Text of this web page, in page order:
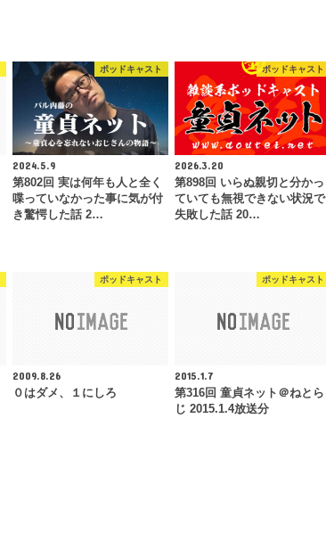
ポッドキャスト
2024.5.9
第802回 実は何年も人と全く
喋っていなかった事に気が付
き驚愕した話 2…
ポッドキャスト
2026.3.20
第898回 いらぬ親切と分かっ
ていても無視できない状況で
失敗した話 20…
ポッドキャスト
2009.8.26
０はダメ、１にしろ
ポッドキャスト
2015.1.7
第316回 童貞ネット＠ねとら
じ 2015.1.4放送分